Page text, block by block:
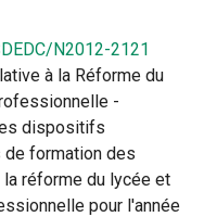
N2012-2121
à la Réforme du
-
dispositifs
formation des
réforme du lycée et
pour l'année